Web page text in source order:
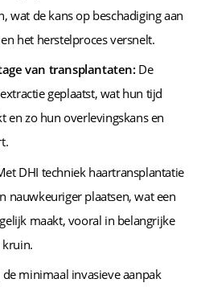
wat de kans op beschadiging aan
het herstelproces versnelt.
van transplantaten: De
geplaatst, wat hun tijd
en zo hun overlevingskans en
DHI techniek haartransplantatie
nauwkeuriger plaatsen, wat een
maakt, vooral in belangrijke
kruin.
de minimaal invasieve aanpak